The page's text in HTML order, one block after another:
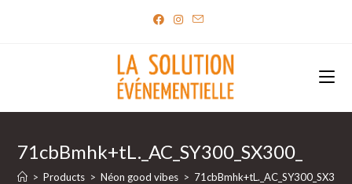
71cbBmhk+tL._AC_SY300_SX300_
> Products > Néon good vibes > 71cbBmhk+tL._AC_SY300_SX300_